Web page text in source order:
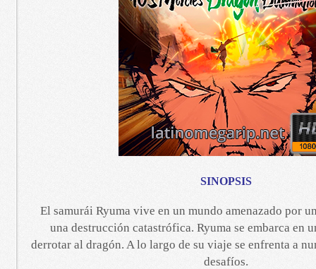
SINOPSIS
El samurái Ryuma vive en un mundo amenazado por
una destrucción catastrófica. Ryuma se embarca en
derrotar al dragón. A lo largo de su viaje se enfrenta a
desafíos.